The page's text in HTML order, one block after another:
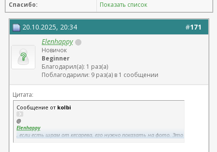
Спасибо: Показать список
#171
20.10.2025, 20:34
Elenhappy
Новичок
Beginner
Благодарил(а): 1 раз(а)
Поблагодарили: 9 раз(а) в 1 сообщении
Цитата:
Сообщение от kolbi
@
Elenhappy
, если есть шрам от кесарева, его нужно показать на фото. Это